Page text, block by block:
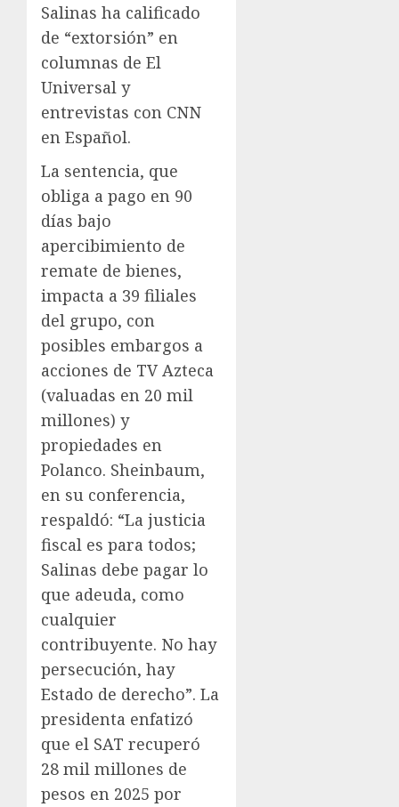
Salinas ha calificado
de “extorsión” en
columnas de El
Universal y
entrevistas con CNN
en Español.
La sentencia, que
obliga a pago en 90
días bajo
apercibimiento de
remate de bienes,
impacta a 39 filiales
del grupo, con
posibles embargos a
acciones de TV Azteca
(valuadas en 20 mil
millones) y
propiedades en
Polanco. Sheinbaum,
en su conferencia,
respaldó: “La justicia
fiscal es para todos;
Salinas debe pagar lo
que adeuda, como
cualquier
contribuyente. No hay
persecución, hay
Estado de derecho”. La
presidenta enfatizó
que el SAT recuperó
28 mil millones de
pesos en 2025 por